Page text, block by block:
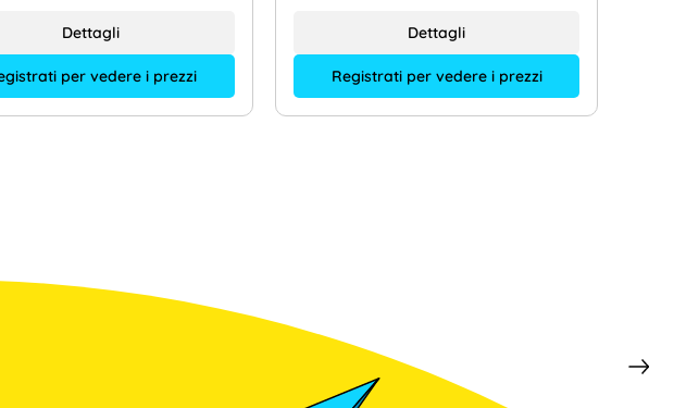
per vedere i prezzi
Dettagli
Registrati per vedere i prezzi
Dettagli